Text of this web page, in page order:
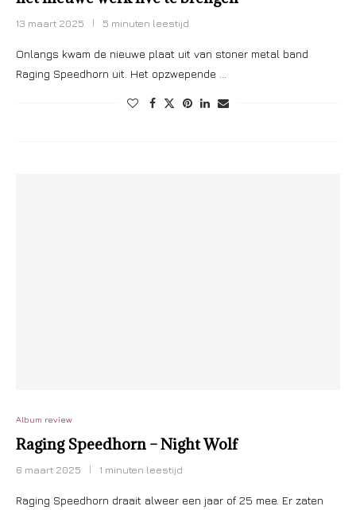
13 maart 2025 5 minuten leestijd
Onlangs kwam de nieuwe plaat uit van stoner metal band
Raging Speedhorn uit. Het opzwepende …
Album review
Raging Speedhorn – Night Wolf
6 maart 2025 1 minuten leestijd
Raging Speedhorn draait alweer een jaar of 25 mee. Er zaten